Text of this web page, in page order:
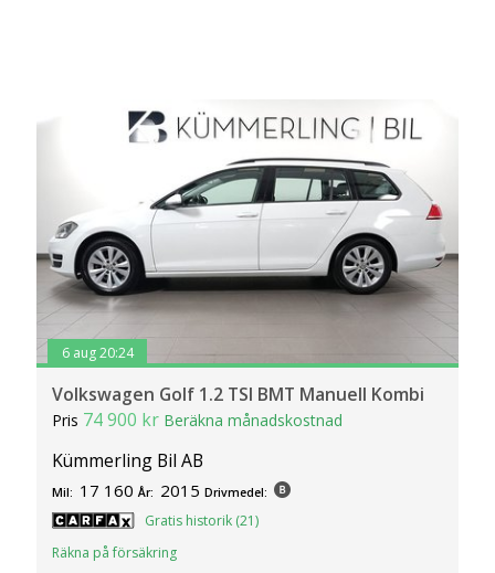
6 aug 20:24
Volkswagen Golf 1.2 TSI BMT Manuell Kombi
Pris 74 900 kr Beräkna månadskostnad
Kümmerling Bil AB
Mil: 17 160 År: 2015 Drivmedel:
Gratis historik (21)
Räkna på försäkring